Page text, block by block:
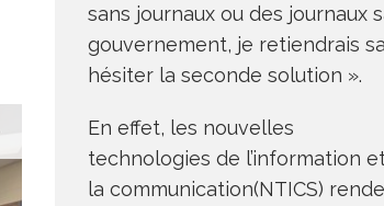
sans journaux ou des journaux
gouvernement, je retiendrais
hésiter la seconde solution ».
En effet, les nouvelles
technologies de l’information
la communication(NTICS)